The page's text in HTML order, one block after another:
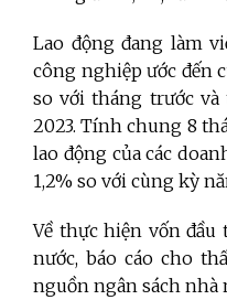
Lao động đang làm
công nghiệp ước đến
so với tháng trước
2023. Tính chung 8
lao động của các
1,2% so với cùng kỳ
Về thực hiện vốn
nước, báo cáo cho
nguồn ngân sách nhà